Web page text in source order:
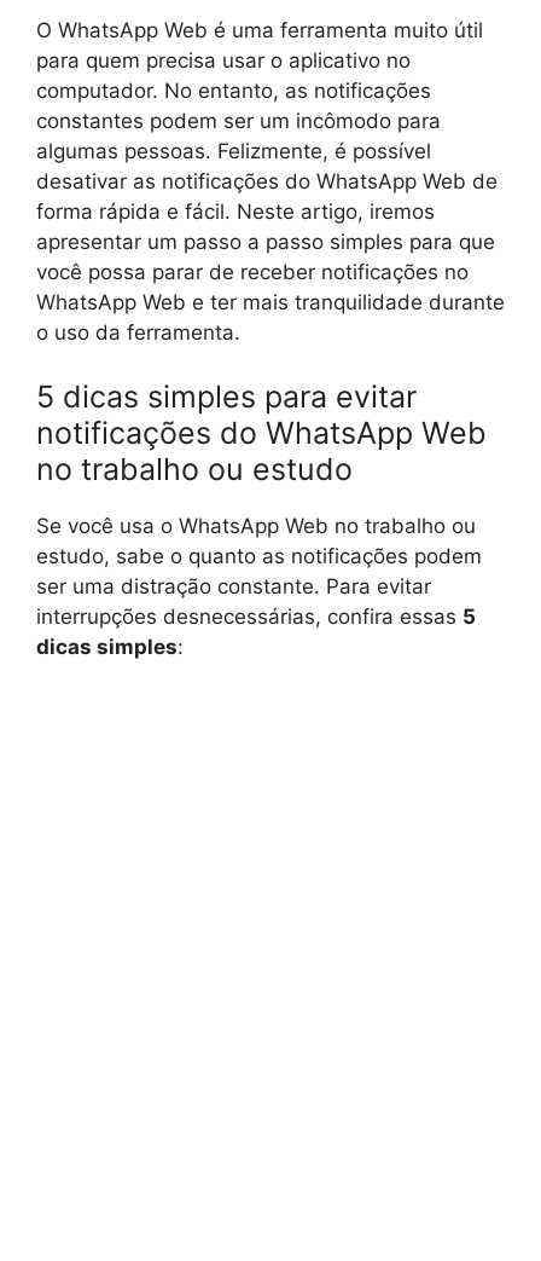
O WhatsApp Web é uma ferramenta muito útil
para quem precisa usar o aplicativo no
computador. No entanto, as notificações
constantes podem ser um incômodo para
algumas pessoas. Felizmente, é possível
desativar as notificações do WhatsApp Web de
forma rápida e fácil. Neste artigo, iremos
apresentar um passo a passo simples para que
você possa parar de receber notificações no
WhatsApp Web e ter mais tranquilidade durante
o uso da ferramenta.
5 dicas simples para evitar
notificações do WhatsApp Web
no trabalho ou estudo
Se você usa o WhatsApp Web no trabalho ou
estudo, sabe o quanto as notificações podem
ser uma distração constante. Para evitar
interrupções desnecessárias, confira essas 5
dicas simples: